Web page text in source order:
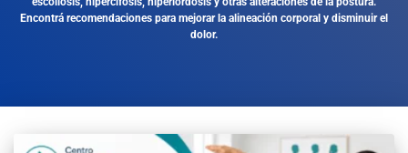
Encontrá recomendaciones para mejorar la alineación corporal y disminuir el
dolor.